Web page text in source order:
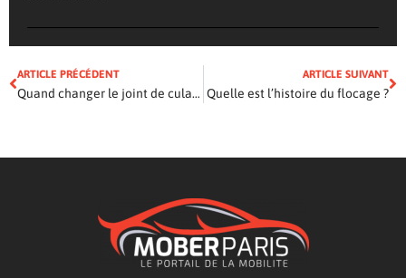
ARTICLE PRÉCÉDENT
Quand changer le joint de culasse : Le reconnaître avant la casse ?
ARTICLE SUIVANT
Quelle est l’histoire du flocage ?